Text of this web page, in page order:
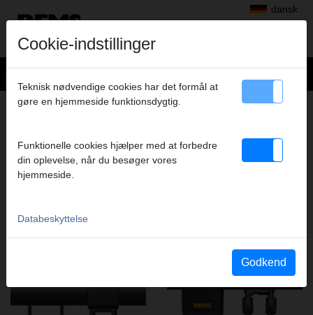
dansk
SVEJSNING AF PLASTRØR
REMS EMSG 160
Cookie-indstillinger
Teknisk nødvendige cookies har det formål at
gøre en hjemmeside funktionsdygtig.
Funktionelle cookies hjælper med at forbedre
din oplevelse, når du besøger vores
hjemmeside.
Databeskyttelse
Godkend